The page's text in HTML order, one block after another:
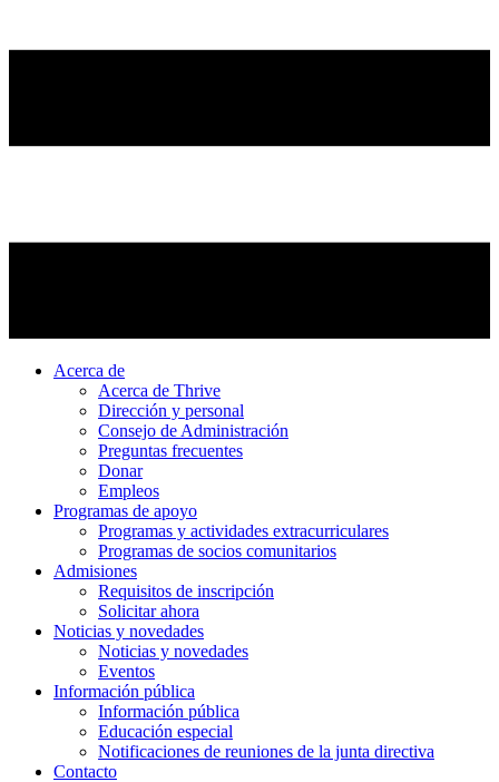
Acerca de
Acerca de Thrive
Dirección y personal
Consejo de Administración
Preguntas frecuentes
Donar
Empleos
Programas de apoyo
Programas y actividades extracurriculares
Programas de socios comunitarios
Admisiones
Requisitos de inscripción
Solicitar ahora
Noticias y novedades
Noticias y novedades
Eventos
Información pública
Información pública
Educación especial
Notificaciones de reuniones de la junta directiva
Contacto